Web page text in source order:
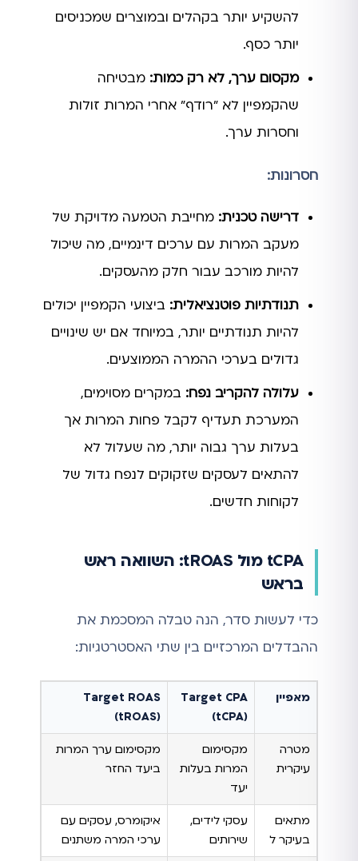
להשקיע יותר בקהלים ובמוצרים שמכניסים
יותר כסף.
מקסום ערך, לא רק כמות: מבטיחה
שהקמפיין לא "רודף" אחרי המרות זולות
וחסרות ערך.
חסרונות:
דרישה טכנית: מחייבת הטמעה מדויקת של
מעקב המרות עם ערכים דינמיים, מה שיכול
להיות מורכב עבור חלק מהעסקים.
תנודתיות פוטנציאלית: ביצועי הקמפיין יכולים
להיות תנודתיים יותר, במיוחד אם יש שינויים
גדולים בערכי ההמרה הממוצעים.
עלולה להקריב נפח: במקרים מסוימים,
המערכת תעדיף לקבל פחות המרות אך
בעלות ערך גבוה יותר, מה שעלול לא
להתאים לעסקים שזקוקים לנפח גדול של
לקוחות חדשים.
tCPA מול tROAS: השוואה ראש
בראש
כדי לעשות סדר, הנה טבלה המסכמת את
ההבדלים המרכזיים בין שתי האסטרטגיות:
מאפיין
Target CPA
(tCPA)
Target ROAS
(tROAS)
מטרה
עיקרית
מקסימום
המרות בעלות
יעד
מקסימום ערך המרות
ביעד החזר
מתאים
בעיקר ל
עסקי לידים,
שירותים
איקומרס, עסקים עם
ערכי המרה משתנים